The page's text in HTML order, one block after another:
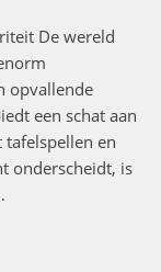
De wereld
opvallende
een schat aan
en
onderscheidt, is